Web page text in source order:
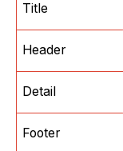
Title
Header
Detail
Footer